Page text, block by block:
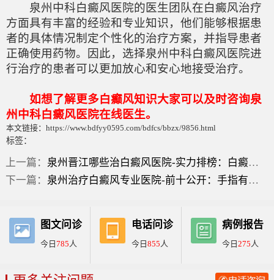
泉州中科白癜风医院的医生团队在白癜风治疗
方面具有丰富的经验和专业知识，他们能够根据患
者的具体情况制定个性化的治疗方案，并指导患者
正确使用药物。因此，选择泉州中科白癜风医院进
行治疗的患者可以更加放心和安心地接受治疗。
如想了解更多白癫风知识大家可以及时咨询泉
州中科白癜风医院在线医生。
本文链接：https://www.bdfyy0595.com/bdfcs/bbzx/9856.html
标签：
上一篇： 泉州晋江哪些治白癜风医院-实力排榜：白癜风脚趾做表皮移植吗？
下一篇： 泉州治疗白癜风专业医院-前十公开：手指有一小块白斑？
图文问诊
今日785人
电话问诊
今日 855人
病例报告
今日275人